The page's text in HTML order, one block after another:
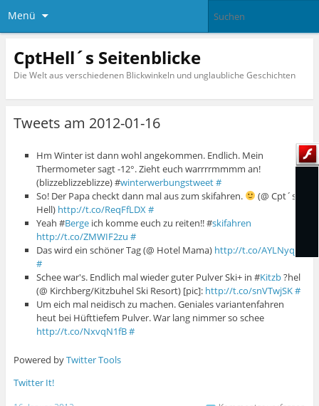
Menü
CptHell´s Seitenblicke
Die Welt aus verschiedenen Blickwinkeln und unglaubliche Geschichten
Tweets am 2012-01-16
Hm Winter ist dann wohl angekommen. Endlich. Mein
Thermometer sagt -12°. Zieht euch warrrrmmmm an!
(blizzeblizzeblizze) #winterwerbungstweet#
So! Der Papa checkt dann mal aus zum skifahren.
(@ Cpt´s
Hell) http://t.co/ReqFfLDX#
Yeah #Berge ich komme euch zu reiten!! #skifahren
http://t.co/ZMWIF2zu #
Das wird ein schöner Tag (@ Hotel Mama) http://t.co/AYLNyqjp
#
Schee war's. Endlich mal wieder guter Pulver Ski+ in #Kitzb?hel
(@ Kirchberg/Kitzbuhel Ski Resort) [pic]: http://t.co/snVTwjSK#
Um eich mal neidisch zu machen. Geniales variantenfahren
heut bei Hüfttiefem Pulver. War lang nimmer so schee
http://t.co/NxvqN1fB#
Powered byTwitter Tools
Twitter It!